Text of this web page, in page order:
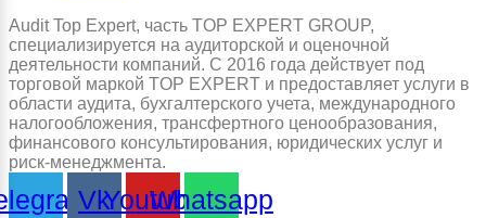
Audit Top Expert, часть TOP EXPERT GROUP,
специализируется на аудиторской и оценочной
деятельности компаний. С 2016 года действует под
торговой маркой TOP EXPERT и предоставляет услуги в
области аудита, бухгалтерского учета, международного
налогообложения, трансфертного ценообразования,
финансового консультирования, юридических услуг и
риск-менеджмента.
VkYoutube
Whatsapp